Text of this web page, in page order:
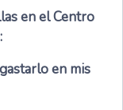
en el Centro
en mis